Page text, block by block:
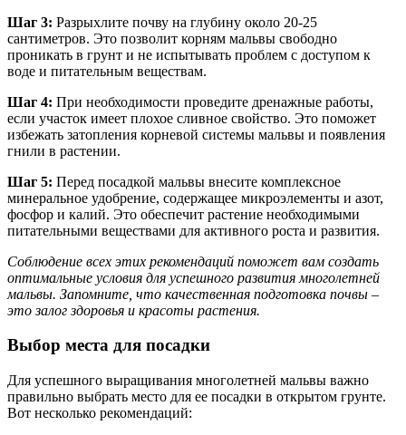
Шаг 3: Разрыхлите почву на глубину около 20-25
сантиметров. Это позволит корням мальвы свободно
проникать в грунт и не испытывать проблем с доступом к
воде и питательным веществам.
Шаг 4: При необходимости проведите дренажные работы,
если участок имеет плохое сливное свойство. Это поможет
избежать затопления корневой системы мальвы и появления
гнили в растении.
Шаг 5: Перед посадкой мальвы внесите комплексное
минеральное удобрение, содержащее микроэлементы и азот,
фосфор и калий. Это обеспечит растение необходимыми
питательными веществами для активного роста и развития.
Соблюдение всех этих рекомендаций поможет вам создать
оптимальные условия для успешного развития многолетней
мальвы. Запомните, что качественная подготовка почвы –
это залог здоровья и красоты растения.
Выбор места для посадки
Для успешного выращивания многолетней мальвы важно
правильно выбрать место для ее посадки в открытом грунте.
Вот несколько рекомендаций: